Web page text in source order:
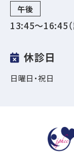
午後
13:45～16:45
休診日
日曜日・祝日